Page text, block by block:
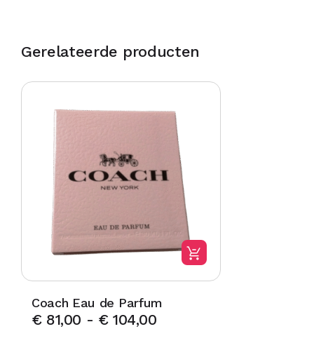
Gerelateerde producten
Coach Eau de Parfum
€81,00 - €104,00